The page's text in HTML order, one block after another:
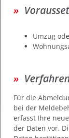
Umzug
Für die
bei der
erfasst Ihre
der Daten vor.